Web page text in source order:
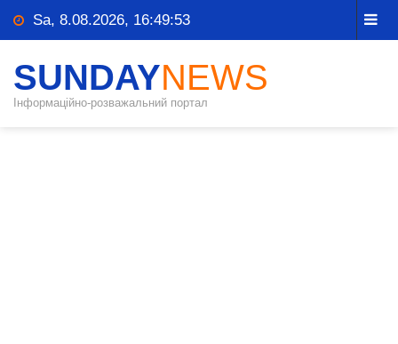
Sa, 8.08.2026, 16:49:53
SUNDAYNEWS
Інформаційно-розважальний портал